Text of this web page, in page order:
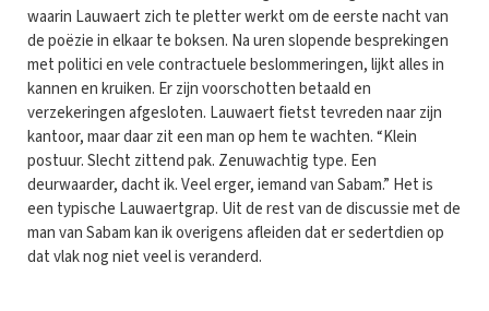
waarin Lauwaert zich te pletter werkt om de eerste nacht van
de poëzie in elkaar te boksen. Na uren slopende besprekingen
met politici en vele contractuele beslommeringen, lijkt alles in
kannen en kruiken. Er zijn voorschotten betaald en
verzekeringen afgesloten. Lauwaert fietst tevreden naar zijn
kantoor, maar daar zit een man op hem te wachten. “Klein
postuur. Slecht zittend pak. Zenuwachtig type. Een
deurwaarder, dacht ik. Veel erger, iemand van Sabam.” Het is
een typische Lauwaertgrap. Uit de rest van de discussie met de
man van Sabam kan ik overigens afleiden dat er sedertdien op
dat vlak nog niet veel is veranderd.